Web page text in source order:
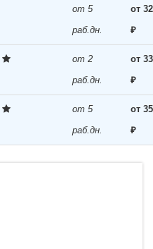
от 5
раб.дн.
от
₽
от 2
раб.дн.
от
₽
от 5
раб.дн.
от
₽